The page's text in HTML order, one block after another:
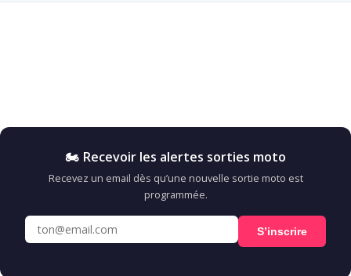
🏍️ Recevoir les alertes sorties moto
Recevez un email dès qu’une nouvelle sortie moto est
programmée.
S’inscrire